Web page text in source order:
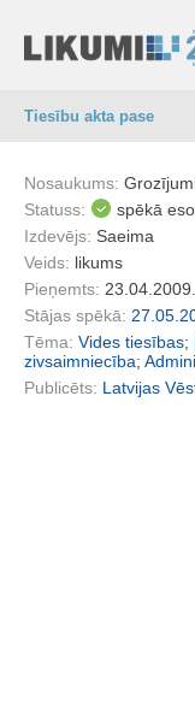
Tiesību akta pase
Nosaukums:
Statuss:
spēkā
Izdevējs: Saeima
Veids: likums
Pieņemts: 23.04.2009.
Stājas spēkā:
Tēma: Vides tiesības;
zivsaimniecība;
Publicēts: Latvijas